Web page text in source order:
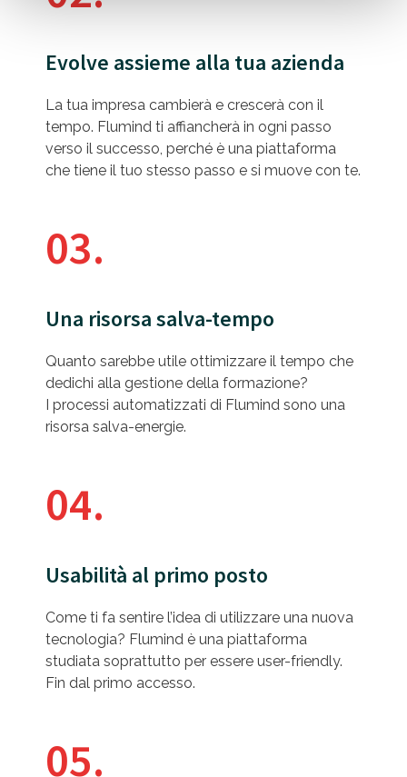
Evolve assieme alla tua azienda
La tua impresa cambierà e crescerà con il
tempo. Flumind ti affiancherà in ogni passo
verso il successo, perché è una piattaforma
che tiene il tuo stesso passo e si muove con te.
03.
Una risorsa salva-tempo
Quanto sarebbe utile ottimizzare il tempo che
dedichi alla gestione della formazione?
I processi automatizzati di Flumind sono una
risorsa salva-energie.
04.
Usabilità al primo posto
Come ti fa sentire l’idea di utilizzare una nuova
tecnologia? Flumind è una piattaforma
studiata soprattutto per essere user-friendly.
Fin dal primo accesso.
05.